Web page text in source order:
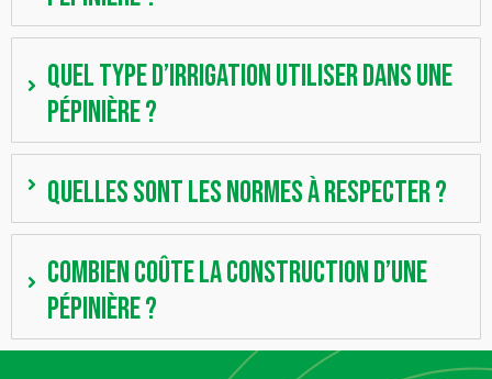
Quel type d’irrigation utiliser dans une
pépinière ?
Quelles sont les normes à respecter ?
Combien coûte la construction d’une
pépinière ?